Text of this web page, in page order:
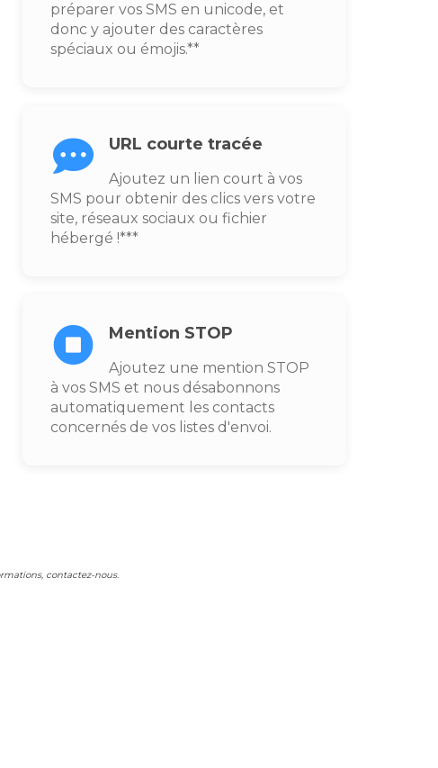
préparer vos SMS en unicode, et
donc y ajouter des caractères
spéciaux ou émojis.**
URL courte tracée
Ajoutez un lien court à vos
SMS pour obtenir des clics vers votre
site, réseaux sociaux ou fichier
hébergé !***
Mention STOP
Ajoutez une mention STOP
à vos SMS et nous désabonnons
automatiquement les contacts
concernés de vos listes d'envoi.
contactez-nous.